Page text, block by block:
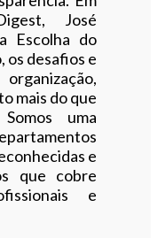
José
Escolha do
os desafios e
mais do que
uma
e
que cobre
e